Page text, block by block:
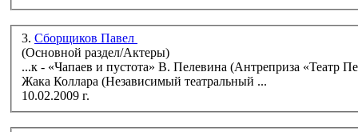
3. Сборщиков Павел
(Основной раздел/Актеры)
...к - «Чапаев и пустота» В. Пелевина (Антреприза «Театр Пелевина») Кевин - «Ladies Night» Энтони
Жака Коллара (Независимый театральный ...
10.02.2009 г.